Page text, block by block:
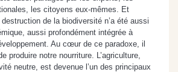
les citoyens eux-mêmes. Et
de la biodiversité n’a été aussi
aussi profondément intégrée à
Au cœur de ce paradoxe, il
produire notre nourriture. L’agriculture,
neutre, est devenue l’un des principaux